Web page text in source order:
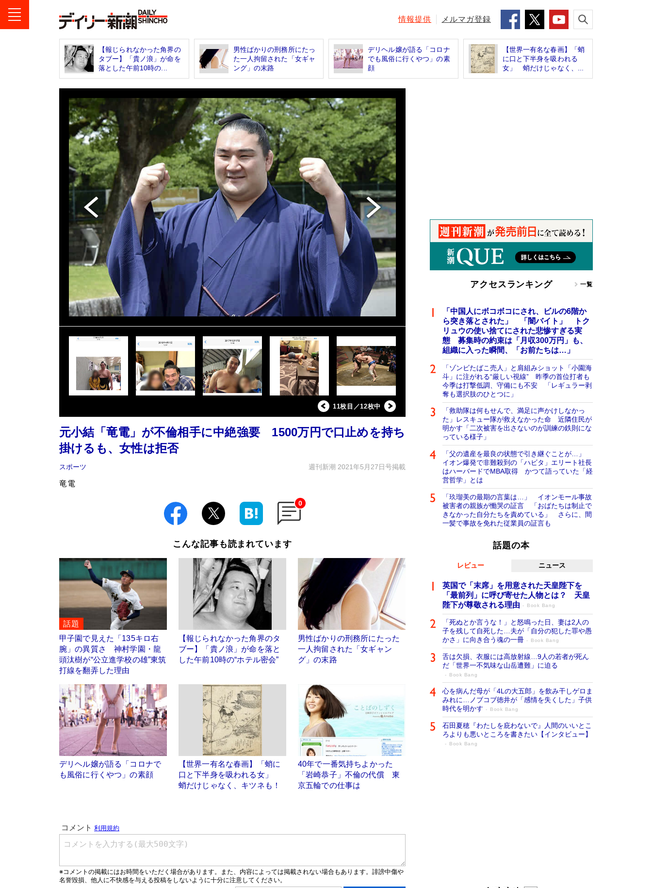
情報提供 メルマガ登録
【報じられなかった角界の
タブー】「貴ノ浪」が命を
落とした午前10時の...
男性ばかりの刑務所にたっ
た一人拘留された「女ギャ
ング」の末路
デリヘル嬢が語る「コロナ
でも風俗に行くやつ」の素
顔
【世界一有名な春画】「蛸
に口と下半身を吸われる
女」 蛸だけじゃなく、...
11枚目／12枚中
元小結「竜電」が不倫相手に中絶強要 1500万円で口止めを持ち
掛けるも、女性は拒否
スポーツ 週刊新潮 2021年5月27日号掲載
竜電
0
こんな記事も読まれています
話題
甲子園で見えた「135キロ右
腕」の異質さ 神村学園・龍
頭汰樹が“公立進学校の雄”東筑
打線を翻弄した理由
【報じられなかった角界のタ
ブー】「貴ノ浪」が命を落と
した午前10時の“ホテル密会”
男性ばかりの刑務所にたった
一人拘留された「女ギャン
グ」の末路
デリヘル嬢が語る「コロナで
も風俗に行くやつ」の素顔
【世界一有名な春画】「蛸に
口と下半身を吸われる女」
蛸だけじゃなく、キツネも！
40年で一番気持ちよかった
「岩崎恭子」不倫の代償 東
京五輪での仕事は
アクセスランキング 一覧
「中国人にボコボコにされ、ビルの6階か
ら突き落とされた」 「闇バイト」 トク
リュウの使い捨てにされた悲惨すぎる実
態 募集時の約束は「月収300万円」も、
組織に入った瞬間、「お前たちは…」
「ゾンビたばこ売人」と肩組みショット「小園海
斗」に注がれる“厳しい視線” 昨季の首位打者も
今季は打撃低調、守備にも不安 「レギュラー剥
奪も選択肢のひとつに」
「救助隊は何もせんで、満足に声かけしなかっ
た」レスキュー隊が救えなかった命 近隣住民が
明かす「二次被害を出さないのが訓練の鉄則にな
っている様子」
「父の遺産を最良の状態で引き継ぐことが…」
イオン爆発で非難殺到の「ハビタ」エリート社長
はハーバードでMBA取得 かつて語っていた「経
営哲学」とは
「玖瑠美の最期の言葉は…」 イオンモール事故
被害者の親族が慟哭の証言 「おばたちは制止で
きなかった自分たちを責めている」 さらに、間
一髪で事故を免れた従業員の証言も
話題の本
レビュー ニュース
英国で「末席」を用意された天皇陛下を
「最前列」に呼び寄せた人物とは？ 天皇
陛下が尊敬される理由
Book Bang
「死ぬとか言うな！」と怒鳴った日、妻は2人の
子を残して自死した…夫が「自分の犯した罪や愚
かさ」に向き合う魂の一冊
Book Bang
舌は欠損、衣服には高放射線…9人の若者が死ん
だ「世界一不気味な山岳遭難」に迫る
Book Bang
心を病んだ母が「4Lの大五郎」を飲み干しゲロま
みれに…ノブコブ徳井が「感情を失くした」子供
時代を明かす
Book Bang
石田夏穂『わたしを庇わないで』人間のいいとこ
ろよりも悪いところを書きたい【インタビュー】
Book Bang